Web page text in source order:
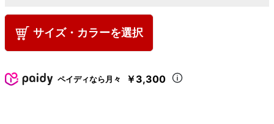
サイズ・カラーを選択
ペイディなら月々 ￥3,300